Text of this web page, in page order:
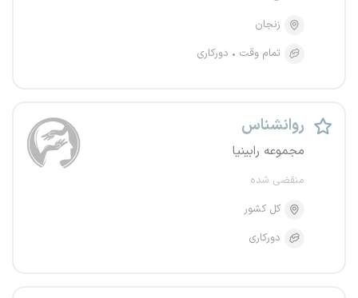
زنجان
تمام وقت
دورکاری
روانشناس
مجموعه رابینیا
منقضی شده
کل کشور
دورکاری